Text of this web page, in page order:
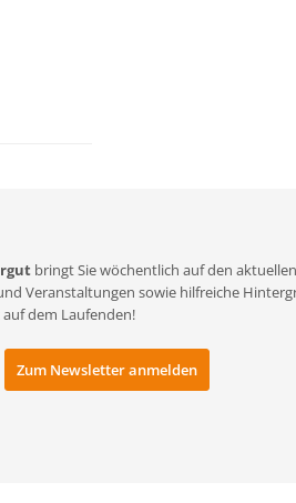
bringt Sie wöchentlich auf den
Veranstaltungen sowie hilfreiche
auf dem Laufenden!